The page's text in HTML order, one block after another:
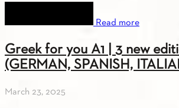
Read more
Greek for you Α1 | 3 new
(GERMAN, SPANISH,
March 23, 2025